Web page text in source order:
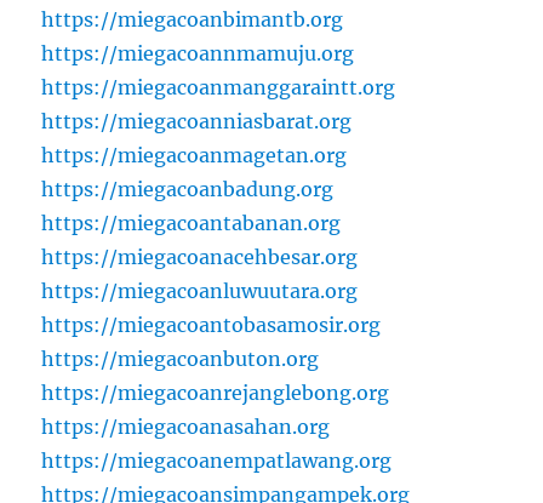
https://miegacoanbimantb.org
https://miegacoannmamuju.org
https://miegacoanmanggaraintt.org
https://miegacoanniasbarat.org
https://miegacoanmagetan.org
https://miegacoanbadung.org
https://miegacoantabanan.org
https://miegacoanacehbesar.org
https://miegacoanluwuutara.org
https://miegacoantobasamosir.org
https://miegacoanbuton.org
https://miegacoanrejanglebong.org
https://miegacoanasahan.org
https://miegacoanempatlawang.org
https://miegacoansimpangampek.org